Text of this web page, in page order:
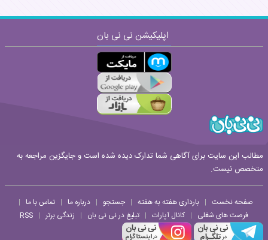
اپلیکیشن نی نی بان
مطالب این سایت برای آگاهی شما تدارک دیده شده است و جایگزین مراجعه به
متخصص نیست.
صفحه نخست | بارداری هفته به هفته | جستجو | درباره ما | تماس با ما |
فرصت های شغلی | کانال آپارات | تبلیغ در نی نی بان | زندگی برتر |
RSS